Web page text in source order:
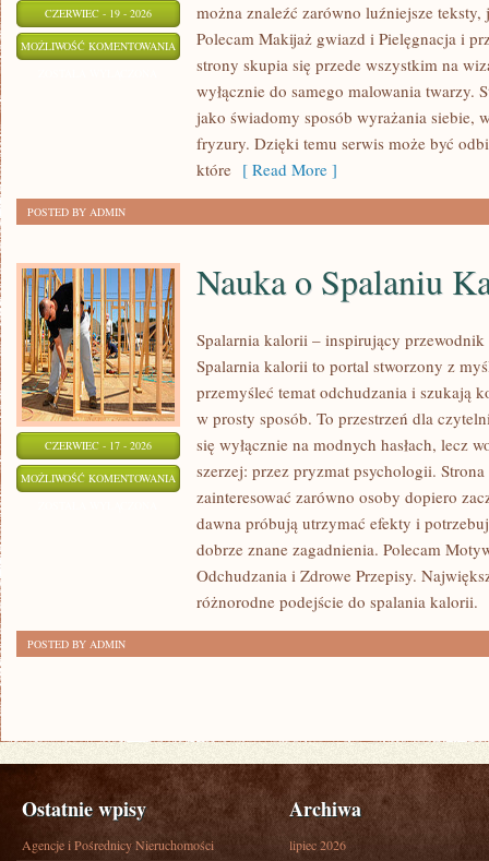
CZERWIEC - 19 - 2026
MOŻLIWOŚĆ KOMENTOWANIA STYLIZACJA
FRYZUR
można znaleźć zarówno luźniejsze
Polecam Makijaż gwiazd i Pielęgnacja i
strony skupia się przede wszystkim na
wyłącznie do samego malowania twarzy.
jako świadomy sposób wyrażania siebie,
fryzury. Dzięki temu serwis może być
które [ Read More ]
POSTED BY ADMIN
CZERWIEC - 17 - 2026
MOŻLIWOŚĆ KOMENTOWANIA NAUKA
SPALANIU
KALORII
Nauka o Spalaniu
Spalarnia kalorii – inspirujący przewodnik
Spalarnia kalorii to portal stworzony z
przemyśleć temat odchudzania i szukają
w prosty sposób. To przestrzeń dla
się wyłącznie na modnych hasłach, lecz
szerzej: przez pryzmat psychologii.
zainteresować zarówno osoby dopiero
dawna próbują utrzymać efekty i
dobrze znane zagadnienia. Polecam
Odchudzania i Zdrowe Przepisy.
różnorodne podejście do spalania kalorii.
POSTED BY ADMIN
Ostatnie wpisy
Agencje i Pośrednicy Nieruchomości
Archiwa
lipiec 2026